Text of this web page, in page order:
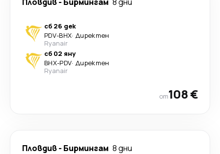
сб 26 дек
PDV-BHX· Директен
Ryanair
сб 02 яну
BHX-PDV· Директен
Ryanair
от108 €
Пловдив- Бирмингам 8 дни